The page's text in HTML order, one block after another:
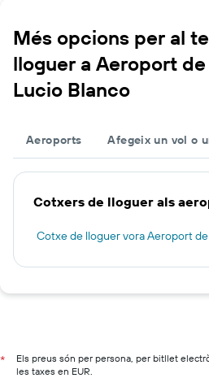
Més opcions per al
lloguer a Aeroport
Lucio Blanco
Aeroports Afegeix un vol o
Cotxers de lloguer als
Cotxe de lloguer vora Aeroport
*
Els preus són per persona, per bitllet
les taxes en EUR.